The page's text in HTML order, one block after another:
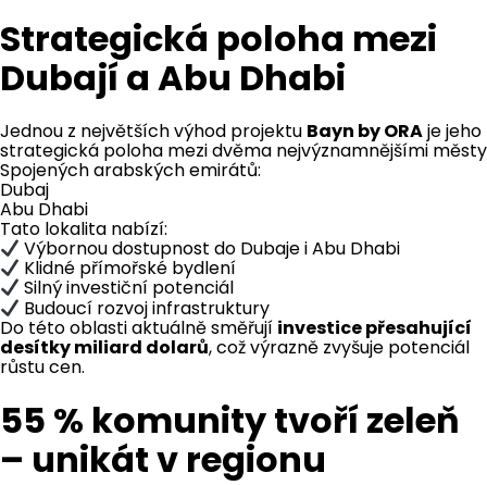
Strategická poloha mezi
Dubají a Abu Dhabi
Jednou z největších výhod projektu Bayn by ORAje jeho
strategická poloha mezi dvěma nejvýznamnějšími městy
Spojených arabských emirátů:
Dubaj
Abu Dhabi
Tato lokalita nabízí:
Výbornou dostupnost do Dubaje i Abu Dhabi
Klidné přímořské bydlení
Silný investiční potenciál
Budoucí rozvoj infrastruktury
Do této oblasti aktuálně směřují investice přesahující
desítky miliard dolarů, což výrazně zvyšuje potenciál
růstu cen.
55 % komunity tvoří zeleň
– unikát v regionu